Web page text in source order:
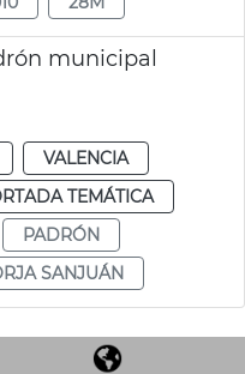
municipal
VALENCIA
TEMÁTICA
PADRÓN
SANJUÁN